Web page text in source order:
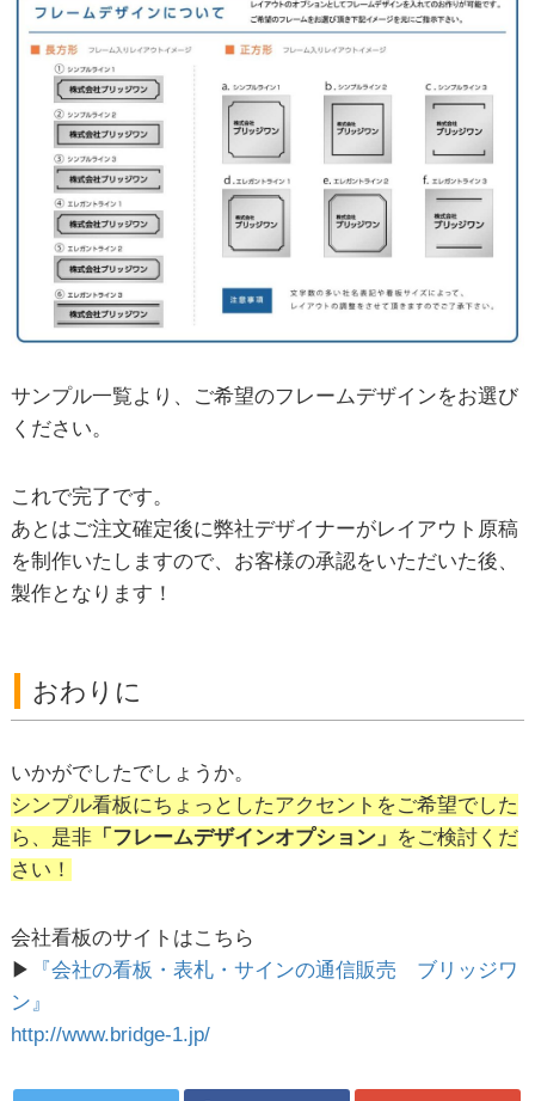
サンプル一覧より、ご希望のフレームデザインをお選び
ください。
これで完了です。
あとはご注文確定後に弊社デザイナーがレイアウト原稿
を制作いたしますので、お客様の承認をいただいた後、
製作となります！
おわりに
いかがでしたでしょうか。
シンプル看板にちょっとしたアクセントをご希望でした
ら、是非 「フレームデザインオプション」 をご検討くだ
さい！
会社看板のサイトはこちら
▶
『会社の看板・表札・サインの通信販売 ブリッジワ
ン』
http://www.bridge-1.jp/